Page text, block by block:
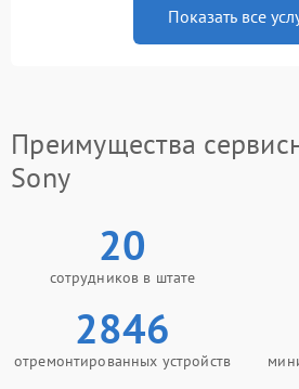
Показать все
Преимущества
Sony
20
сотрудников в штате
2846
отремонтированных устройств